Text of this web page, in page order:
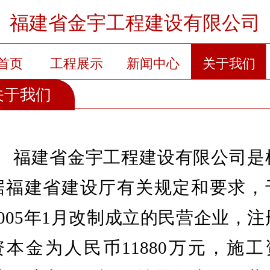
福建省金宇工程建设有限公司
页 工程展示 新闻中心 关于我们
系我们 留言板
于我们
福建省金宇工程建设有限公司是
福建省建设厅有关规定和要求，
年1月改制成立的民营企业，注
本金为人民币11880万元，施工